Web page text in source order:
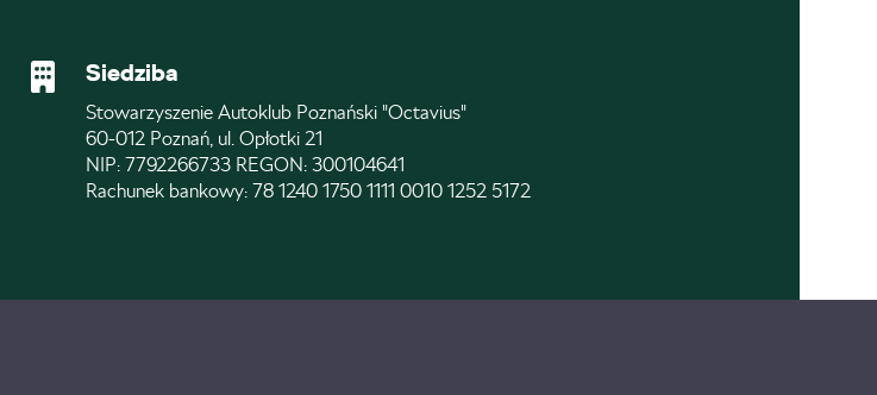
Siedziba
Stowarzyszenie Autoklub Poznański "Octavius"
60-012 Poznań, ul. Opłotki 21
NIP: 7792266733 REGON: 300104641
Rachunek bankowy: 78 1240 1750 1111 0010 1252 5172